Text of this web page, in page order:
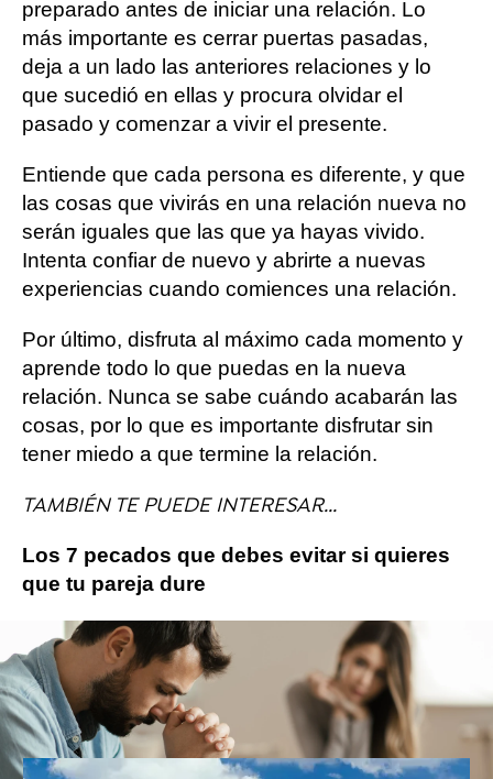
preparado antes de iniciar una relación. Lo
más importante es cerrar puertas pasadas,
deja a un lado las anteriores relaciones y lo
que sucedió en ellas y procura olvidar el
pasado y comenzar a vivir el presente.
Entiende que cada persona es diferente, y que
las cosas que vivirás en una relación nueva no
serán iguales que las que ya hayas vivido.
Intenta confiar de nuevo y abrirte a nuevas
experiencias cuando comiences una relación.
Por último, disfruta al máximo cada momento y
aprende todo lo que puedas en la nueva
relación. Nunca se sabe cuándo acabarán las
cosas, por lo que es importante disfrutar sin
tener miedo a que termine la relación.
TAMBIÉN TE PUEDE INTERESAR...
Los 7 pecados que debes evitar si quieres
que tu pareja dure
20 palabras y expresiones
navarras que todos deberíamos
usar